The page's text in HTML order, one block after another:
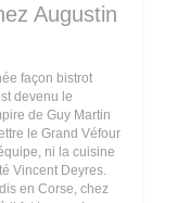
Augustin
façon bistrot
devenu le
de Guy Martin
le Grand Véfour
ni la cuisine
Vincent Deyres.
en Corse, chez